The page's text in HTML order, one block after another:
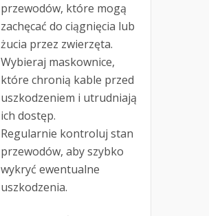
przewodów, które mogą
zachęcać do ciągnięcia lub
żucia przez zwierzęta.
Wybieraj maskownice,
które chronią kable przed
uszkodzeniem i utrudniają
ich dostęp.
Regularnie kontroluj stan
przewodów, aby szybko
wykryć ewentualne
uszkodzenia.